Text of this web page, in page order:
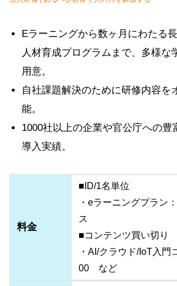
Eラーニングから数ヶ月にわたる
人材育成プログラムまで、多様な
用意。
自社課題解決のために研修内容を
能。
1000社以上の企業や官公庁への豊
導入実績。
料金
■ID/1名単位
・eラーニングプラン
ス
■コンテンツ買い切り
・AI/クラウド/IoT入門
00 など